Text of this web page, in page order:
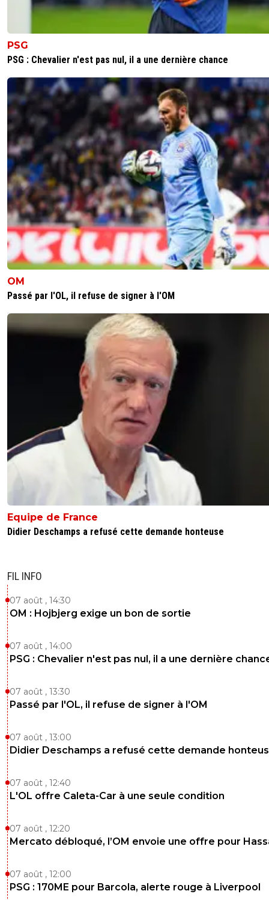
PSG
PSG : Chevalier n'est pas nul, il a une dernière chance
OM
Passé par l'OL, il refuse de signer à l'OM
Equipe de France
Didier Deschamps a refusé cette demande honteuse
FIL INFO
07 août , 14:30
OM : Hojbjerg exige un bon de sortie
07 août , 14:00
PSG : Chevalier n'est pas nul, il a une dernière
07 août , 13:30
Passé par l'OL, il refuse de signer à l'OM
07 août , 13:00
Didier Deschamps a refusé cette demande
07 août , 12:40
L'OL offre Caleta-Car à une seule condition
07 août , 12:20
Mercato débloqué, l’OM envoie une offre pour
07 août , 12:00
PSG : 170ME pour Barcola, alerte rouge à Liverpool